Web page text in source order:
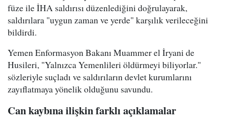
füze ile İHA saldırısı düzenlediğini doğrulayarak,
saldırılara "uygun zaman ve yerde" karşılık verileceğini
bildirdi.
Yemen Enformasyon Bakanı Muammer el İryani de
Husileri, "Yalnızca Yemenlileri öldürmeyi biliyorlar."
sözleriyle suçladı ve saldırıların devlet kurumlarını
zayıflatmaya yönelik olduğunu savundu.
Can kaybına ilişkin farklı açıklamalar